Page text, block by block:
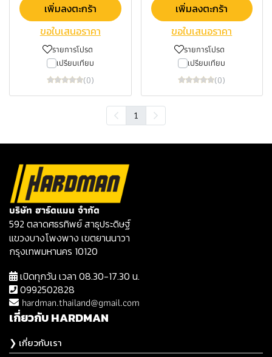
เพิ่มลงตะกร้า
ขอใบเสนอราคา
รายการโปรด
เปรียบเทียบ
(0)
เพิ่มลงตะกร้า
ขอใบเสนอราคา
รายการโปรด
เปรียบเทียบ
(0)
1
บริษัท ฮาร์ดแมน จำกัด
592 ตลาดศธรทิพย์ สาธุประดิษฐ์
แขวงบางโพงพาง เขตยานนาวา
กรุงเทพมหานคร 10120
เปิดทุกวัน เวลา 08.30-17.30 น.
0992502828
hardman.thailand@gmail.com
เกี่ยวกับ HARDMAN
❯ เกี่ยวกับเรา